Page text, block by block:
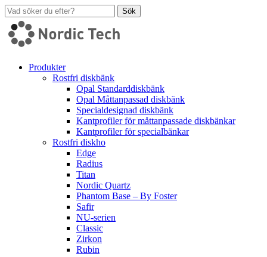
Sök
Produkter
Rostfri diskbänk
Opal Standarddiskbänk
Opal Måttanpassad diskbänk
Specialdesignad diskbänk
Kantprofiler för måttanpassade diskbänkar
Kantprofiler för specialbänkar
Rostfri diskho
Edge
Radius
Titan
Nordic Quartz
Phantom Base – By Foster
Safir
NU-serien
Classic
Zirkon
Rubin